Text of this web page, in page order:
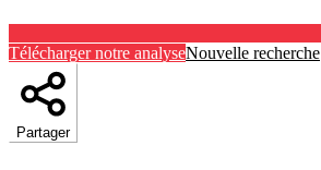
Télécharger notre analyseNouvelle recherche
Partager